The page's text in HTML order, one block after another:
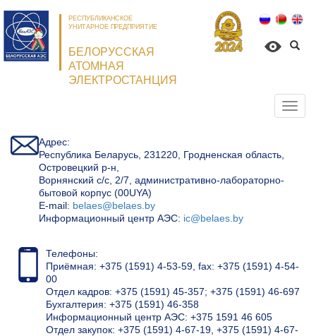
РЕСПУБЛИКАНСКОЕ
УНИТАРНОЕ ПРЕДПРИЯТИЕ
БЕЛОРУССКАЯ
АТОМНАЯ
ЭЛЕКТРОСТАНЦИЯ
Адрес:
Республика Беларусь, 231220, Гродненская область,
Островецкий р-н,
Ворнянский с/с, 2/7, административно-лабораторно-
бытовой корпус (00UYA)
Е-mail: belaes@belaes.by
Информационный центр АЭС: ic@belaes.by
Телефоны:
Приёмная: +375 (1591) 4-53-59, fax: +375 (1591) 4-54-
00
Отдел кадров: +375 (1591) 45-357; +375 (1591) 46-697
Бухгалтерия: +375 (1591) 46-358
Информационный центр АЭС: +375 1591 46 605
Отдел закупок: +375 (1591) 4-67-19, +375 (1591) 4-67-